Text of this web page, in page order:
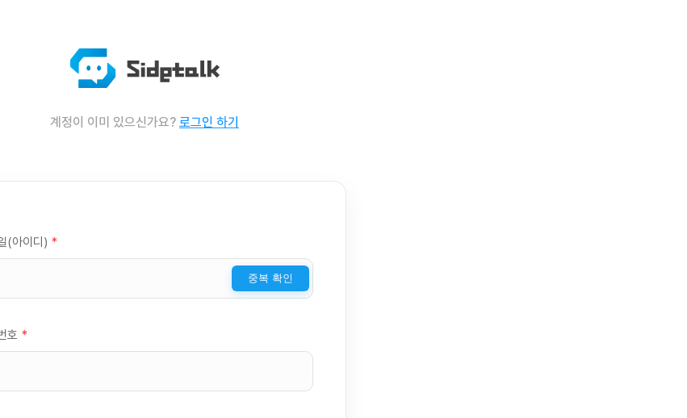
계정이 이미 있으신가요? 로그인 하기
(아이디) *
중복 확인
호 *